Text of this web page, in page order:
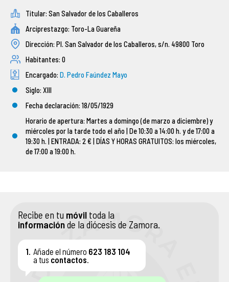
Titular: San Salvador de los Caballeros
Arciprestazgo: Toro-La Guareña
Dirección: Pl. San Salvador de los Caballeros, s/n. 49800 Toro
Habitantes: 0
Encargado: D. Pedro Faúndez Mayo
Siglo: XIII
Fecha declaración: 18/05/1929
Horario de apertura: Martes a domingo (de marzo a diciembre) y
miércoles por la tarde todo el año | De 10:30 a 14:00 h. y de 17:00 a
19:30 h. | ENTRADA: 2 € | DÍAS Y HORAS GRATUITOS: los miércoles,
de 17:00 a 19:00 h.
Recibe en tu móvil toda la
informaciónde la diócesis de Zamora.
1. Añade el número 623 183 104
a tus contactos.
CABILDO
VIDA CONSAGRADA
ASOCIACIONES DE FIELES
ENSEÑANZA
SERVICIO SOCIAL
PATRIMONIO ARTÍSTICO